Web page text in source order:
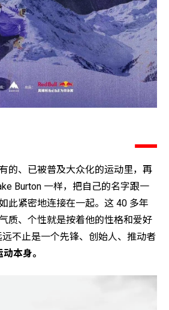
的、已被普及大众化的运动里，再
Burton 一样，把自己的名字跟一
此紧密地连接在一起。这 40 多年
质、个性就是按着他的性格和爱好
不止是一个先锋、创始人、推动者
本身。